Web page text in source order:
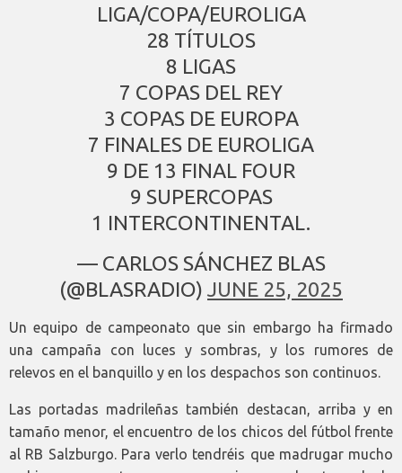
LIGA/COPA/EUROLIGA
28 TÍTULOS
8 LIGAS
7 COPAS DEL REY
3 COPAS DE EUROPA
7 FINALES DE EUROLIGA
9 DE 13 FINAL FOUR
9 SUPERCOPAS
1 INTERCONTINENTAL.
— CARLOS SÁNCHEZ BLAS
(@BLASRADIO) JUNE 25, 2025
Un equipo de campeonato que sin embargo ha firmado
una campaña con luces y sombras, y los rumores de
relevos en el banquillo y en los despachos son continuos.
Las portadas madrileñas también destacan, arriba y en
tamaño menor, el encuentro de los chicos del fútbol frente
al RB Salzburgo. Para verlo tendréis que madrugar mucho